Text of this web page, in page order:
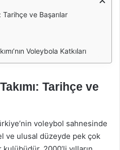
Tarihçe ve Başarılar
Voleybola Katkıları
Tarihçe ve
voleybol sahnesinde
ve ulusal düzeyde pek çok